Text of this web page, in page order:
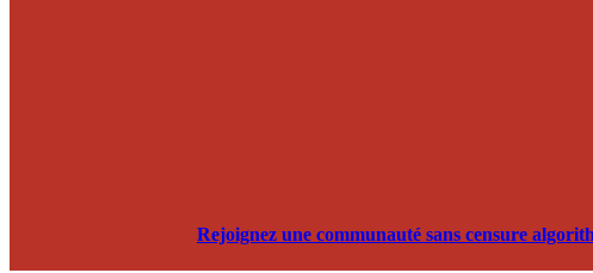
Rejoignez une communauté sans censure